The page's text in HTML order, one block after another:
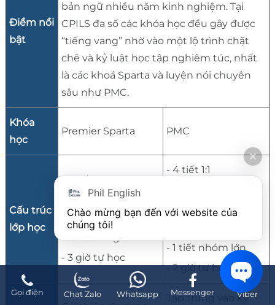
Điểm nổi
bật
bản ngữ nhiều năm kinh nghiệm. Tại
CPILS đa số các khóa học đều gây được
“tiếng vang” nhờ vào một lộ trình chặt
chẽ và kỷ luật học tập nghiêm túc, nhất
là các khoá Sparta và luyện nói chuyên
sâu như PMC.
Khóa
học
Premier Sparta PMC
Cấu trúc
lớp học
- 5 tiết 1:1
- 2 tiết nhóm nhỏ
- 2 tiết nhóm giáo
viên bản ngữ
- 3 giờ tự học
- 4 tiết 1:1
- 1 tiết nhóm giáo
- 1 tiết nhóm lớn
- 2 giờ tự học
Tập trung vào kỹ
Gọi điện Chat Zalo Whatsapp Messenger Viber
Phil English
Chào mừng bạn đến với website của
chúng tôi!